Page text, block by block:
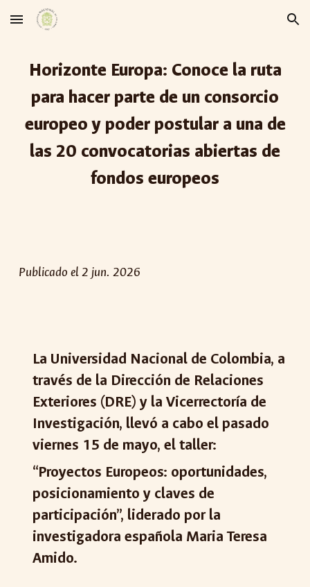
Skip to main content Skip to navigation
Horizonte Europa: Conoce la ruta
para hacer parte de un consorcio
europeo y poder postular a una de
las 20 convocatorias abiertas de
fondos europeos
Publicado el2 jun. 2026
La Universidad Nacional de Colombia, a
través de la Dirección de Relaciones
Exteriores (DRE) y la Vicerrectoría de
Investigación, llevó a cabo el pasado
viernes 15 de mayo, el taller:
“Proyectos Europeos: oportunidades,
posicionamiento y claves de
participación”, liderado por la
investigadora española Maria Teresa
Amido.